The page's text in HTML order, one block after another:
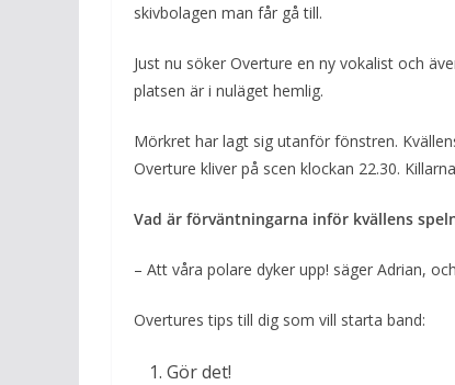
skivbolagen man får gå till.
Just nu söker Overture en ny vokalist och
platsen är i nuläget hemlig.
Mörkret har lagt sig utanför fönstren.
Overture kliver på scen klockan 22.30.
Vad är förväntningarna inför kvällens
– Att våra polare dyker upp! säger Adrian,
Overtures tips till dig som vill starta band:
Gör det!